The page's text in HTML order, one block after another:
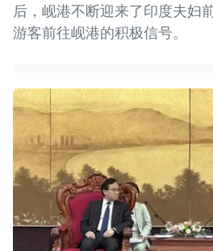
后，岘港不断迎来了印度夫妇
游客前往岘港的积极信号。